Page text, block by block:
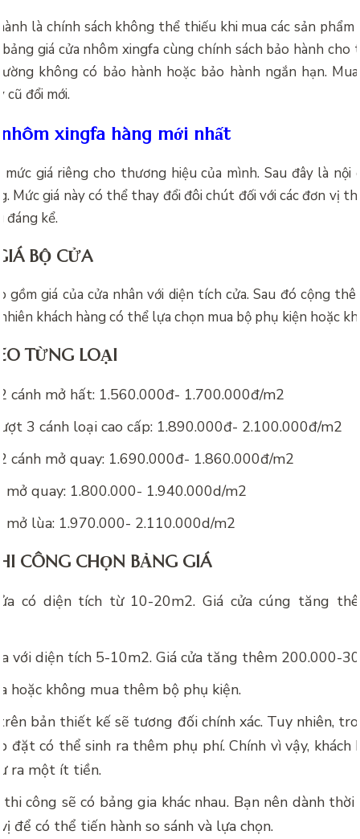
là chính sách không thể thiếu khi mua các sản phẩm
giá cửa nhôm xingfa cùng chính sách bảo hành cho
không có bảo hành hoặc bảo hành ngắn hạn.
cũ đổi mới.
xingfa hàng mới nhất
giá riêng cho thương hiệu của mình. Sau đây là nội
Mức giá này có thể thay đổi đôi chút đối với các đơn vị
đáng kể.
BỘ CỬA
gồm giá của cửa nhân với diện tích cửa. Sau đó cộng
khách hàng có thể lựa chọn mua bộ phụ kiện hoặc
TỪNG LOẠI
cánh mở hất: 1.560.000đ- 1.700.000đ/m2
3 cánh loại cao cấp: 1.890.000đ- 2.100.000đ/m2
cánh mở quay: 1.690.000đ- 1.860.000đ/m2
mở quay: 1.800.000- 1.940.000d/m2
mở lùa: 1.970.000- 2.110.000d/m2
CÔNG CHỌN BẢNG GIÁ
có diện tích từ 10-20m2. Giá cửa cúng tăng
với diện tích 5-10m2. Giá cửa tăng thêm 200.000-
hoặc không mua thêm bộ phụ kiện.
bản thiết kế sẽ tương đối chính xác. Tuy nhiên,
đặt có thể sinh ra thêm phụ phí. Chính vì vậy, khách
ra một ít tiền.
công sẽ có bảng gia khác nhau. Bạn nên dành
để có thể tiến hành so sánh và lựa chọn.